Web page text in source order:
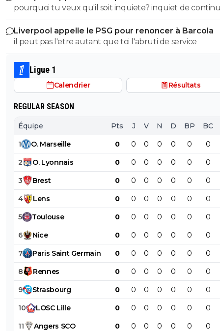
de démontrer encore une fois que l'électeur LFI est
abruti qui connait rien à rien :)
pourquoi tu veux qu'il soit inquiete? inquiet de
gagner des titres avec la meilleure équipe d'europe? SOigne
toi abruti
Liverpool appelle le PSG pour renoncer à Barcola
il peut pas l'etre autant que toi l'abruti de service
Ligue 1
Calendrier Résultats
REGULAR SEASON
Équipe Pts J V N D BP BC
1 O. Marseille 0 0 0 0 0 0 0
2 O. Lyonnais 0 0 0 0 0 0 0
3 Brest 0 0 0 0 0 0 0
4 Lens 0 0 0 0 0 0 0
5 Toulouse 0 0 0 0 0 0 0
6 Nice 0 0 0 0 0 0 0
7 Paris Saint Germain 0 0 0 0 0 0 0
8 Rennes 0 0 0 0 0 0 0
9 Strasbourg 0 0 0 0 0 0 0
10 LOSC Lille 0 0 0 0 0 0 0
11 Angers SCO 0 0 0 0 0 0 0